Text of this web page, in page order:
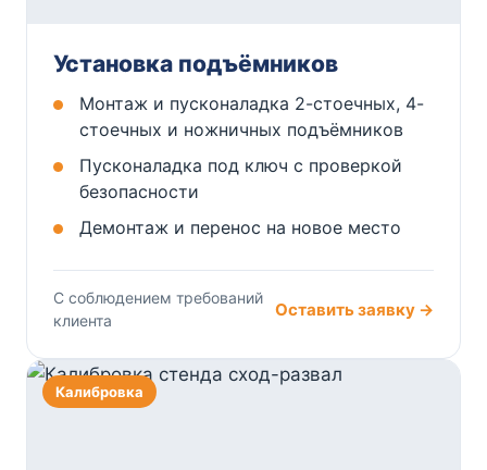
Установка подъёмников
Монтаж и пусконаладка 2-стоечных, 4-
стоечных и ножничных подъёмников
Пусконаладка под ключ с проверкой
безопасности
Демонтаж и перенос на новое место
С соблюдением требований
клиента
Оставить заявку →
Калибровка